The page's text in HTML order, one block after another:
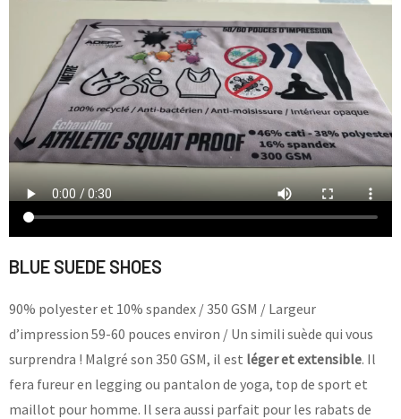
BLUE SUEDE SHOES
90% polyester et 10% spandex / 350 GSM / Largeur
d’impression 59-60 pouces environ / Un simili suède qui vous
surprendra ! Malgré son 350 GSM, il est léger et extensible. Il
fera fureur en legging ou pantalon de yoga, top de sport et
maillot pour homme. Il sera aussi parfait pour les rabats de